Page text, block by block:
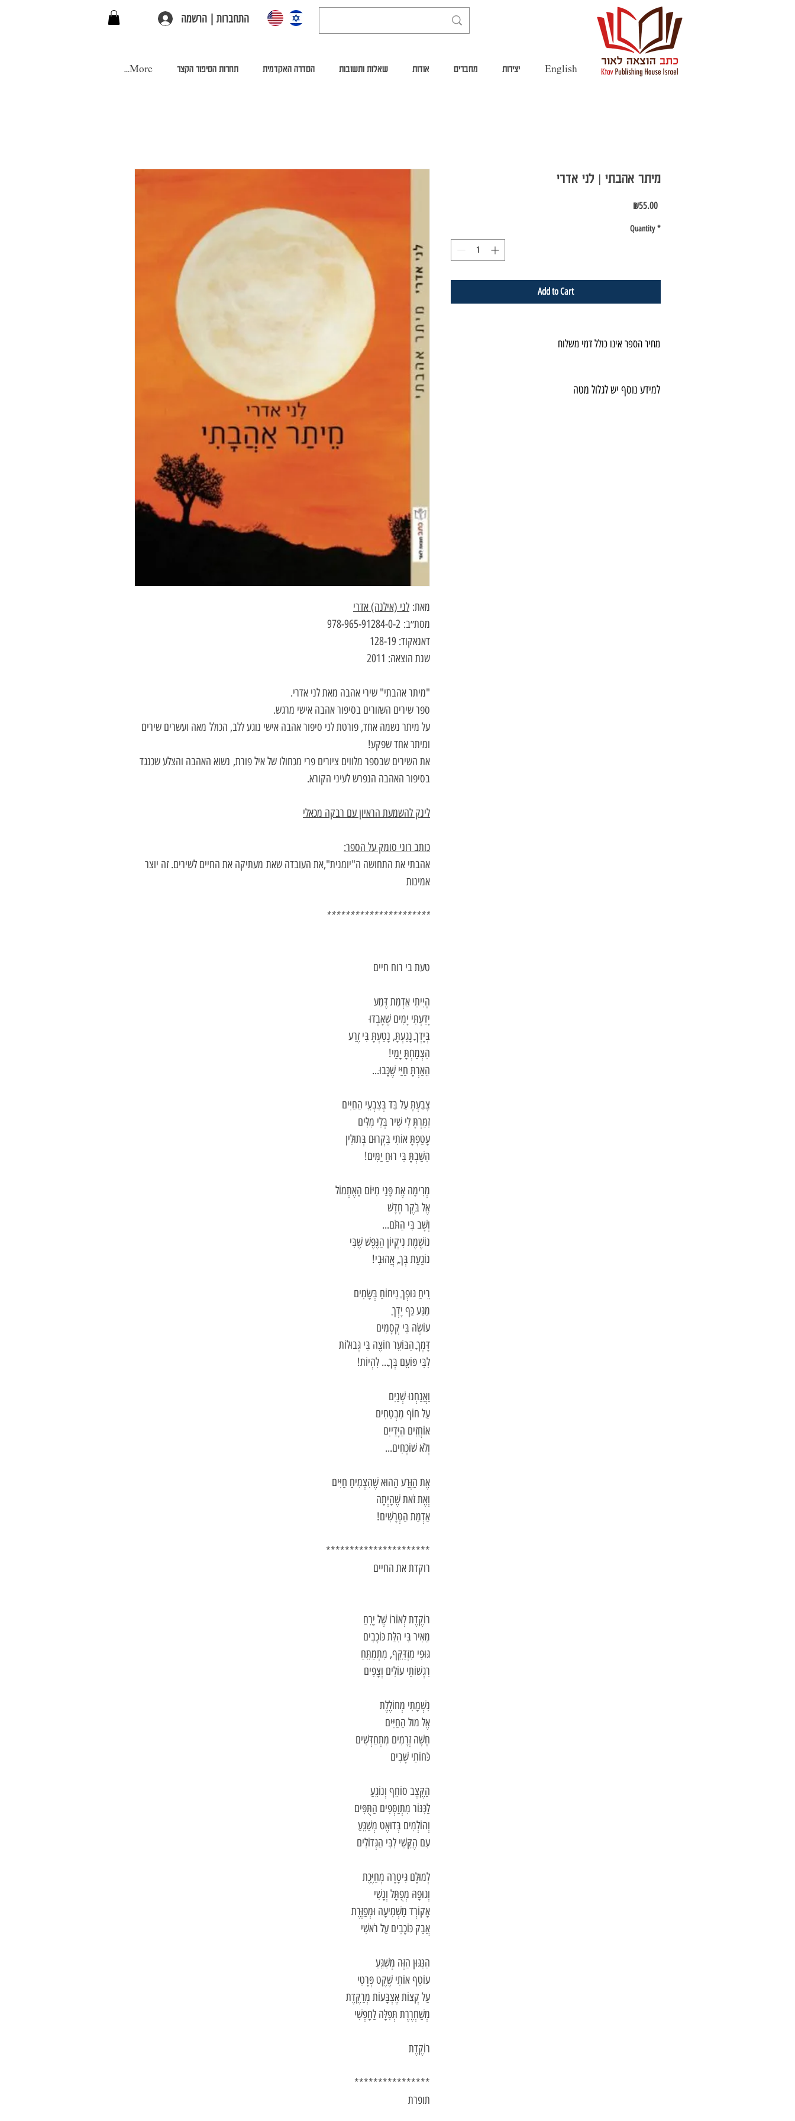
התחברות | הרשמה
English יצירות מחברים אודות שאלות ותשובות הסדרה האקדמית תחרות הסיפור הקצר More...
מאת: לני (אילנה) אדרי
מסת״ב: 978-965-91284-0-2
דאנאקוד: 128-19
שנת הוצאה: 2011
"מיתר אהבתי" שירי אהבה מאת לני אדרי.
ספר שירים השזורים בסיפור אהבה אישי מרגש.
על מיתר נשמה אחד, פורטת לני סיפור אהבה אישי נוגע ללב, הכולל מאה ועשרים שירים
ומיתר אחד שפקע!
את השירים שבספר מלווים ציורים פרי מכחולו של איל פורת, נשוא האהבה והצלע שכנגד
בסיפור האהבה הנפרש לעיני הקורא.
לינק להשמעת הראיון עם רבקה מכאלי
כותב רוני סומק על הספר:
אהבתי את התחושה ה"יומנית",את העובדה שאת מעתיקה את החיים לשירים. זה יוצר
אמינות
**********************
טעת בי רוח חיים
הָיִיתִי אַדְמַת דֶּמַע
יָדַעְתִּי יָמִים שֶׁאָבְדוּ
בְּיָדְךָ נָגַעְתָּ, נָטַעְתָּ בִּי זֶרַע
הִצְמַחְתָּ יָמַי!
הֵאַרְתָּ חַיַּי שֶׁכָּבוּ...
צָבַעְתָּ עַל בַּד בְּצִבְעֵי הַחַיִּים
זִמַּרְתָּ לִי שִׁיר בְּלִי מִלִּים
עָטַפְתָּ אוֹתִי בִּקְרוּם בְּתוּלִין
הִשַּׁבְתָּ בִּי רוּחַ יַמִּים!
מְרִימָה אֶת פָּנַי מִיּוֹם הָאֶתְמוֹל
אֶל בֹּקֶר חָדָשׁ
וְשָׁב בִּי הַתֹּם...
נוֹשֶׁמֶת נִיקְיוֹן הַנֶּפֶשׁ שֶׁבִּי
נוֹגַעַת בְּךָ, אֲהוּבִי!
רֵיחַ גּוּפְךָ נִיחוֹחַ בְּשָׂמִים
מַגַּע כַּף יָדְךָ
עוֹשֶׂה בִּי קְסָמִים
דָּמְךָ הַבּוֹעֵר חוֹצֶה בִּי גְּבוּלוֹת
לִבִּי פּוֹעֵם בְּךָ... לִהְיוֹת!
וַאֲנַחְנוּ שְׁנַיִם
עַל חוֹף מִבְטַחִים
אוֹחֲזִים הַיָּדַייִם
וְלֹא שׁוֹכְחִים...
אֶת הַזֶּרַע הַהוּא שֶׁהִצְמִיחַ חַיִּים
וְאֶת זֹאת שֶׁהָיְתָה
אַדְמַת הַטְּרָשִׁים!
**********************
רוקדת את החיים
רוֹקֶדֶת לְאוֹרוֹ שֶׁל יָרֵחַ
מֵאִיר בִּי הִלַּת כּוֹכָבִים
גּוּפִי מִזְדַּקֵּף, מִתְמַתֵּחַ
רִגְשׁוֹתַי עוֹלִים וְצָפִים
נִשְׁמָתִי מְחוֹלֶלֶת
אֶל מוּל הַחַיִּים
חָשָׁה זְרָמִים מִתְחַדְּשִׁים
כֹּחוֹתַי שָׁבִים
הַקֶּצֶב סוֹחֵף וְנוֹגֵעַ
לַכִּנּוֹר מִתְוַסְּפִים הַתֻּפִּים
וְהוֹלְמִים בְּדוּאֶט מְשַׁגֵּעַ
עִם הֶקֵּשֵׁי לִבִּי הַגְּדוֹלִים
לְמוּלָם גִּיטָרָה מְחַיֶּכֶת
וְגוּפָהּ מְפֻתָּל וְנָשִׁי
אָקוֹרְד מַשְׁמִיעָה וּמְפַזֶּרֶת
אֲבַק כּוֹכָבִים עַל רֹאשִׁי
הַנִּגּוּן הַזֶּה מְשַׁגֵּעַ
עוֹטֵף אוֹתִי שֶׁקֶט פְּרָטִי
עַל קְצוֹת אֶצְבָּעוֹת מְרַקֶּדֶת
מְשַׁחְרֶרֶת תְּפִלָּה לַחָפְשִׁי
רוֹקֶדֶת
****************
תופרת
מיתר אהבתי | לני אדרי
₪55.00Price
Quantity *
Add to Cart
מחיר הספר אינו כולל דמי משלוח
למידע נוסף יש לגלול מטה